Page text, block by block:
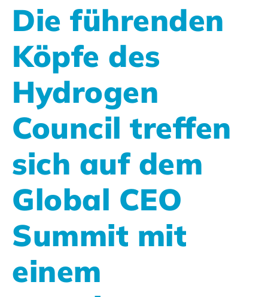
Die führenden
Köpfe des
Hydrogen
Council treffen
sich auf dem
Global CEO
Summit mit
einem